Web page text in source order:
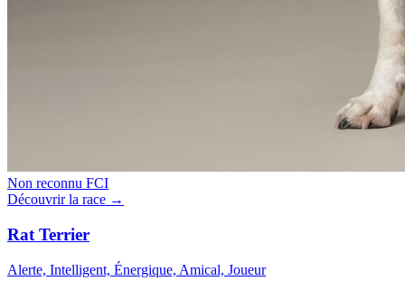
Non reconnu FCI
Découvrir la race →
Rat Terrier
Alerte, Intelligent, Énergique, Amical, Joueur